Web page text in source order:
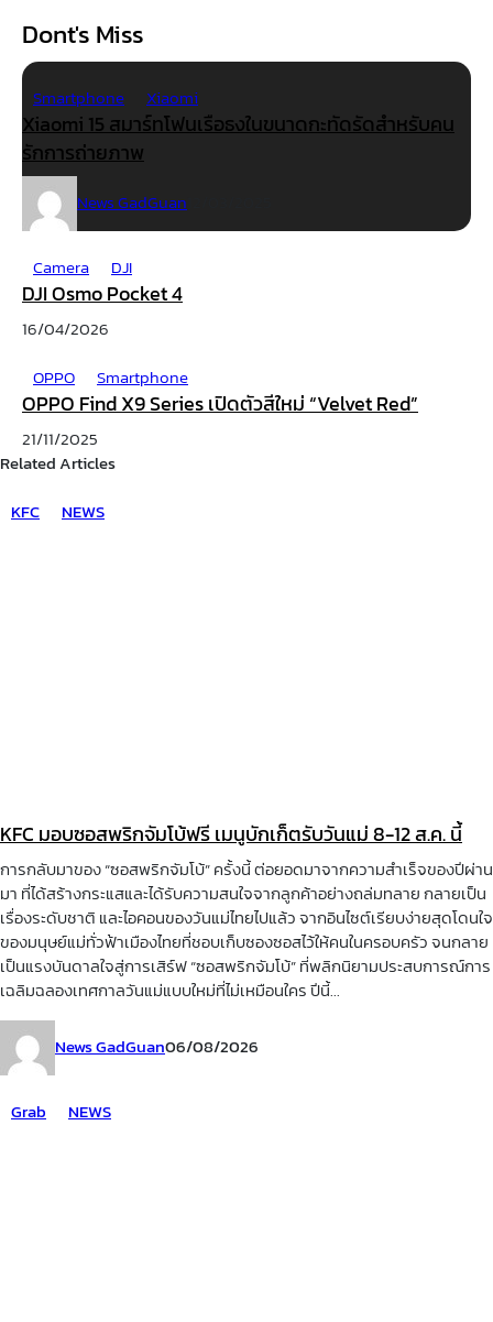
Dont's Miss
Smartphone Xiaomi
Xiaomi 15 สมาร์ทโฟนเรือธงในขนาดกะทัดรัดสำหรับคน
รักการถ่ายภาพ
News GadGuan
Camera DJI
DJI Osmo Pocket 4
16/04/2026
OPPO
Smartphone
OPPO Find X9 Series เปิดตัวสีใหม่ “Velvet Red”
21/11/2025
Related Articles
KFC
NEWS
KFC มอบซอสพริกจัมโบ้ฟรี เมนูบักเก็ตรับวันแม่ 8-12 ส.ค. นี้
การกลับมาของ “ซอสพริกจัมโบ้” ครั้งนี้ ต่อยอดมาจากความสำเร็จของปีผ่าน
มา ที่ได้สร้างกระแสและได้รับความสนใจจากลูกค้าอย่างถล่มทลาย กลายเป็น
เรื่องระดับชาติ และไอคอนของวันแม่ไทยไปแล้ว จากอินไซต์เรียบง่ายสุดโดนใจ
ของมนุษย์แม่ทั่วฟ้าเมืองไทยที่ชอบเก็บซองซอสไว้ให้คนในครอบครัว จนกลาย
เป็นแรงบันดาลใจสู่การเสิร์ฟ “ซอสพริกจัมโบ้” ที่พลิกนิยามประสบการณ์การ
เฉลิมฉลองเทศกาลวันแม่แบบใหม่ที่ไม่เหมือนใคร ปีนี้...
News GadGuan06/08/2026
Grab NEWS